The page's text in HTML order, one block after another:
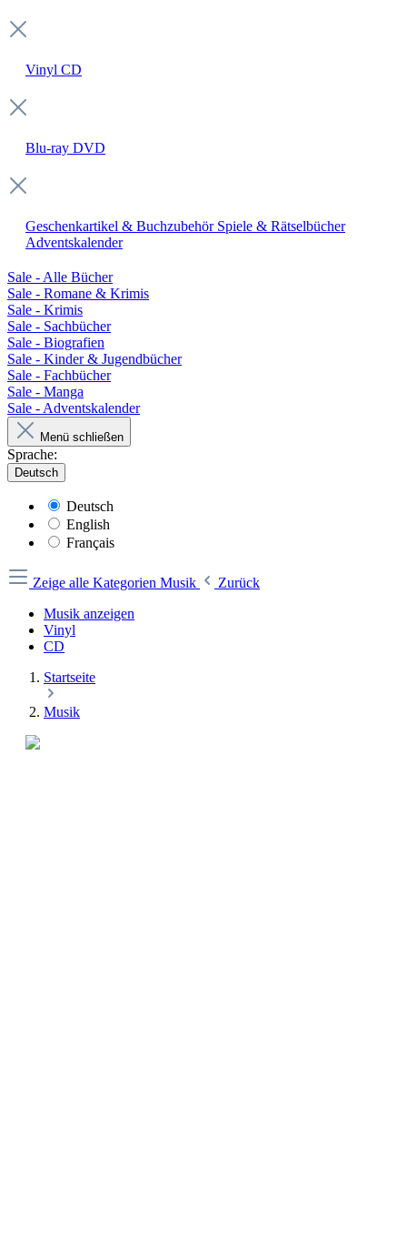
Vinyl CD
Blu-ray DVD
Geschenkartikel & Buchzubehör Spiele & Rätselbücher
Adventskalender
Sale - Alle Bücher
Sale - Romane & Krimis
Sale - Krimis
Sale - Sachbücher
Sale - Biografien
Sale - Kinder & Jugendbücher
Sale - Fachbücher
Sale - Manga
Sale - Adventskalender
Menü schließen
Sprache:
Deutsch
Deutsch
English
Français
Zeige alle Kategorien Musik
Zurück
Musik anzeigen
Vinyl
CD
Startseite
Musik